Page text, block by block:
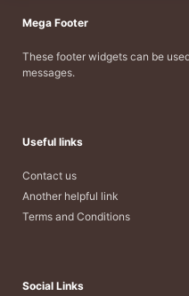
Mega Footer
These footer widgets can be
messages.
Useful links
Contact us
Another helpful link
Terms and Conditions
Social Links